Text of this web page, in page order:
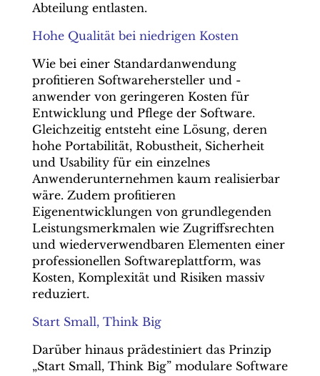
Abteilung entlasten.
Hohe Qualität bei niedrigen Kosten
Wie bei einer Standardanwendung
profitieren Softwarehersteller und -
anwender von geringeren Kosten für
Entwicklung und Pflege der Software.
Gleichzeitig entsteht eine Lösung, deren
hohe Portabilität, Robustheit, Sicherheit
und Usability für ein einzelnes
Anwenderunternehmen kaum realisierbar
wäre. Zudem profitieren
Eigenentwicklungen von grundlegenden
Leistungsmerkmalen wie Zugriffsrechten
und wiederverwendbaren Elementen einer
professionellen Softwareplattform, was
Kosten, Komplexität und Risiken massiv
reduziert.
Start Small, Think Big
Darüber hinaus prädestiniert das Prinzip
„Start Small, Think Big” modulare Software